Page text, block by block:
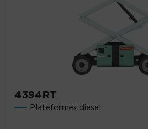
4394RT
Plateformes diesel